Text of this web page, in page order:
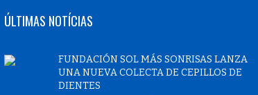
ÚLTIMAS NOTÍCIAS
FUNDACIÓN SOL MÁS SONRISAS LANZA
UNA NUEVA COLECTA DE CEPILLOS DE
DIENTES